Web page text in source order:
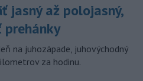
jasný až polojasný,
na juhozápade, juhovýchodný
za hodinu.